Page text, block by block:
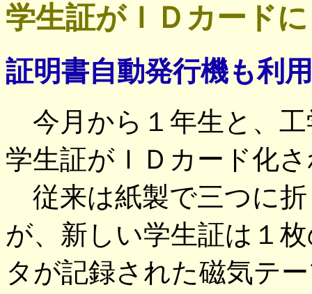
学生証がＩＤカードに
証明書自動発行機も利
今月から１年生と、工
学生証がＩＤカード化
従来は紙製で三つに
が、新しい学生証は１
タが記録された磁気テ